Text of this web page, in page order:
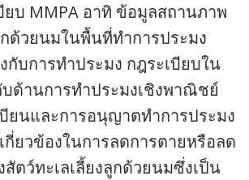
ยบ MMPA อาทิ ข้อมูลสถานภาพ
กด้วยนมในพื้นที่ทำการประมง
กับการทำประมง กฎระเบียบใน
ด้านการทำประมงเชิงพาณิชย์
ยนและการอนุญาตทำการประมง
กี่ยวข้องในการลดการตายหรือลด
ตว์ทะเลเลี้ยงลูกด้วยนมซึ่งเป็น